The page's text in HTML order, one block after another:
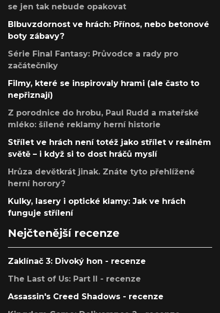
se jen tak nebude opakovat
Blbuvzdornost ve hrách: Přínos, nebo betonové
boty zábavy?
Série Final Fantasy: Průvodce a rady pro
začátečníky
Filmy, které se inspirovaly hrami (ale často to
nepřiznají)
Z porodnice do hrobu, Paul Rudd a mateřské
mléko: šílené reklamy herní historie
Střílet ve hrách není totéž jako střílet v reálném
světě – i když si to dost hráčů myslí
Hrůza devětkrát jinak. Znáte tyto přehlížené
herní horory?
Kulky, lasery i optické klamy: Jak ve hrách
funguje střílení
Nejčtenější recenze
Zaklínač 3: Divoký hon - recenze
The Last of Us: Part II - recenze
Assassin's Creed Shadows - recenze